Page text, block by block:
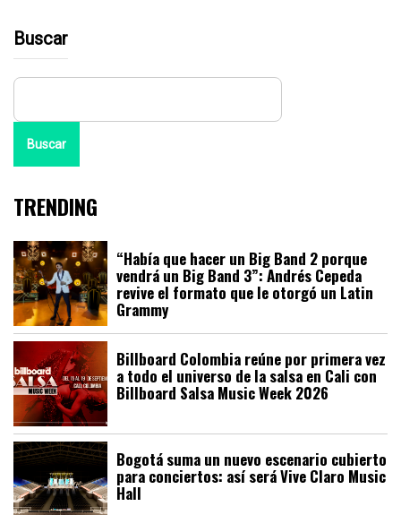
Buscar
Buscar
TRENDING
“Había que hacer un Big Band 2 porque
vendrá un Big Band 3”: Andrés Cepeda
revive el formato que le otorgó un Latin
Grammy
Billboard Colombia reúne por primera vez
a todo el universo de la salsa en Cali con
Billboard Salsa Music Week 2026
Bogotá suma un nuevo escenario cubierto
para conciertos: así será Vive Claro Music
Hall